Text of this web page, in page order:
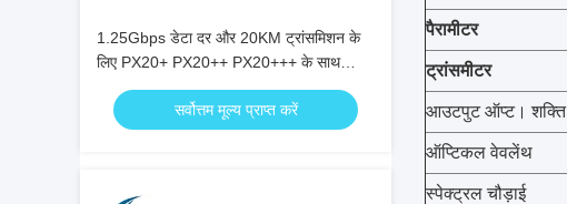
1.25Gbps डेटा दर और 20KM ट्रांसमिशन के
लिए PX20+ PX20++ PX20+++ के साथ
EPON OLT SFP ट्रांससीवर
सर्वोत्तम मूल्य प्राप्त करें
पैरामीटर
ट्रांसमीटर
आउटपुट ऑप्ट। शक्ति
ऑप्टिकल वेवलेंथ
स्पेक्ट्रल चौड़ाई